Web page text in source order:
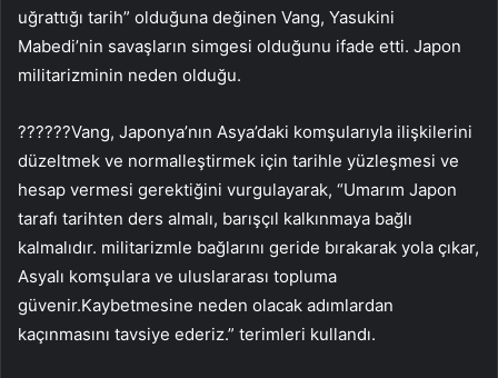
uğrattığı tarih” olduğuna değinen Vang, Yasukini
Mabedi’nin savaşların simgesi olduğunu ifade etti. Japon
militarizminin neden olduğu.
??????Vang, Japonya’nın Asya’daki komşularıyla ilişkilerini
düzeltmek ve normalleştirmek için tarihle yüzleşmesi ve
hesap vermesi gerektiğini vurgulayarak, “Umarım Japon
tarafı tarihten ders almalı, barışçıl kalkınmaya bağlı
kalmalıdır. militarizmle bağlarını geride bırakarak yola çıkar,
Asyalı komşulara ve uluslararası topluma
güvenir.Kaybetmesine neden olacak adımlardan
kaçınmasını tavsiye ederiz.” terimleri kullandı.